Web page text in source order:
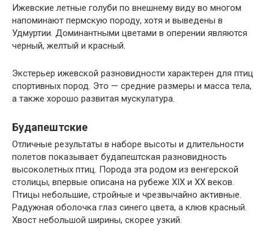
Ижевские летные голуби по внешнему виду во многом
напоминают пермскую породу, хотя и выведены в
Удмуртии. Доминантными цветами в оперении являются
черный, желтый и красный.
Экстерьер ижевской разновидности характерен для птиц
спортивных пород. Это — средние размеры и масса тела,
а также хорошо развитая мускулатура.
Будапештские
Отличные результаты в наборе высоты и длительности
полетов показывает будапештская разновидность
высоколетных птиц. Порода эта родом из венгерской
столицы, впервые описана на рубеже XIX и XX веков.
Птицы небольшие, стройные и чрезвычайно активные.
Радужная оболочка глаз синего цвета, а клюв красный.
Хвост небольшой ширины, скорее узкий.